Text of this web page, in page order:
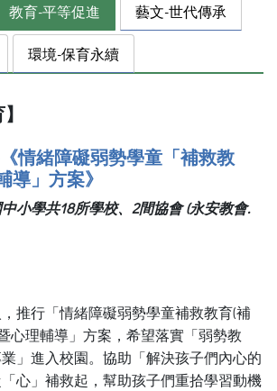
教育-平等促進 藝文-世代傳承
環境-保育永續
情緒障礙弱勢學童「補救教
導」方案》
小學共18所學校、2間協會 (永安教會.
推行「情緒障礙弱勢學童補救教育(補
心理輔導」方案，希望落實「弱勢教
」進入校園。協助「解決孩子們內心的
心」補救起，幫助孩子們重拾學習動機